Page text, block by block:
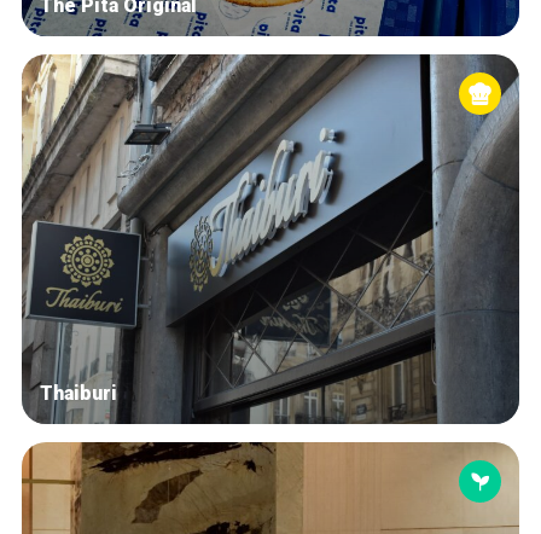
The Pita Original
Thaiburi